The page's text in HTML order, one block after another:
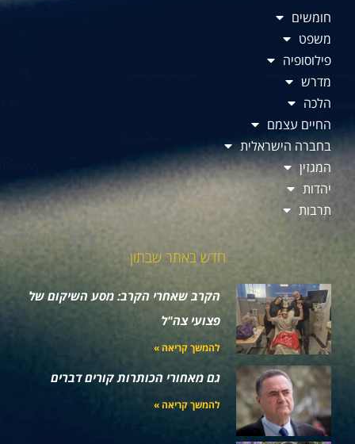
חומשים
משפט
פילוסופיה
מדרש
הלכה
החיים עצמם
בחברה הישראלית
המגזין
יהדות
תרבות
חדש באתר שבתון
הקרב שאחרי הקרב: מסע השיקום של
פצועי צה"ל
להמשך קריאה »
גם מאחורי הכותרות קורים דברים
להמשך קריאה »